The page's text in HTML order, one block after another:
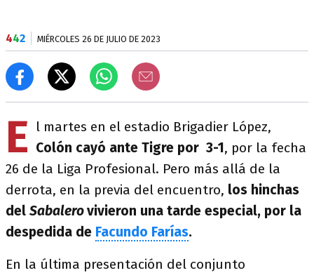
442 MIÉRCOLES 26 DE JULIO DE 2023
E
l martes en el estadio Brigadier López,
Colón cayó ante Tigre por 3-1, por la fecha
26 de la Liga Profesional. Pero más allá de la
derrota, en la previa del encuentro, los hinchas
del Sabalerovivieron una tarde especial, por la
despedida de Facundo Farías.
En la última presentación del conjunto